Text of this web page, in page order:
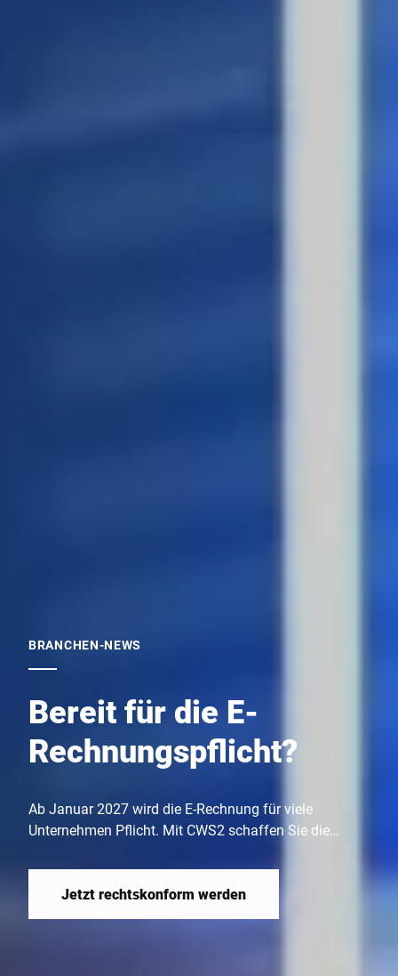
BRANCHEN-NEWS
Bereit für die E-
Rechnungspflicht?
Ab Januar 2027 wird die E-Rechnung für viele
Unternehmen Pflicht. Mit CWS2 schaffen Sie die
Jetzt rechtskonform werden